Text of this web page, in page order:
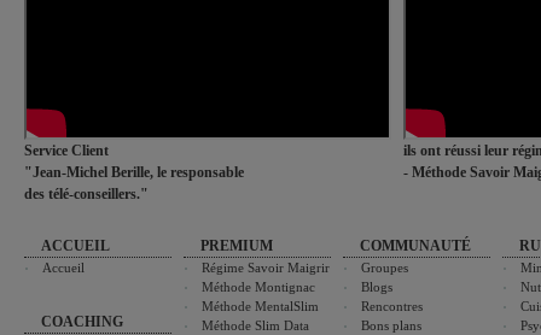
Service Client
"Jean-Michel Berille, le responsable
des télé-conseillers."
ils ont réussi leur
- Méthode Savoir
ACCUEIL
Accueil
COACHING
PREMIUM
Régime Savoir Maigrir
Méthode Montignac
Méthode MentalSlim
Méthode Slim Data
COMMUNAUTÉ
Groupes
Blogs
Rencontres
Bons plans